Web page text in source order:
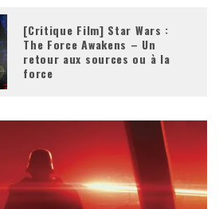
[Critique Film] Star Wars :
The Force Awakens – Un
retour aux sources ou à la
force